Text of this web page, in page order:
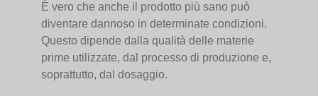
È vero che anche il prodotto più sano può
diventare dannoso in determinate condizioni.
Questo dipende dalla qualità delle materie
prime utilizzate, dal processo di produzione e,
soprattutto, dal dosaggio.